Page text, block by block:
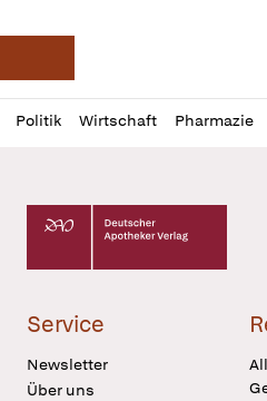
Deutsche Apotheker
Politik Wirtschaft Pharmazie
Profil
öffnen
Daz
Pur
Deutscher Apotheker Verlag
Service
Newsletter
Über uns